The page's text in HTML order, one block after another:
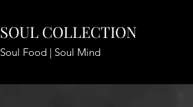
SOUL COLLECTION
Soul Food | Soul Mind